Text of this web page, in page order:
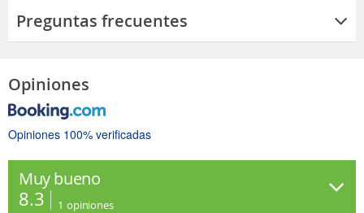
Preguntas frecuentes
Opiniones
Opiniones 100% verificadas
Muy bueno
8.3 1 opiniones